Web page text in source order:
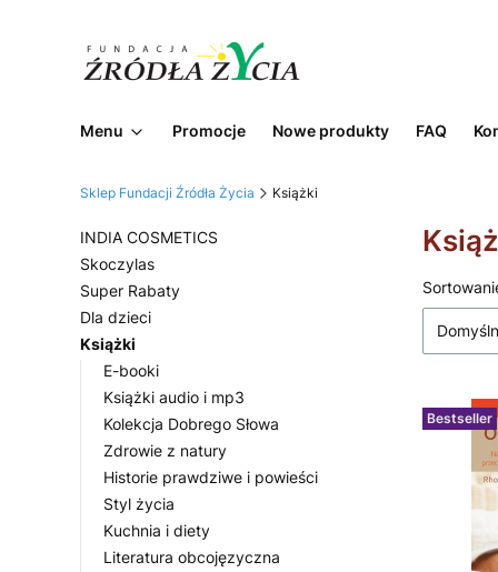
Menu Promocje Nowe produkty FAQ
Sklep Fundacji Źródła Życia Książki
INDIA COSMETICS
Skoczylas
Super Rabaty
Dla dzieci
Książki
E-booki
Książki audio i mp3
Kolekcja Dobrego Słowa
Zdrowie z natury
Historie prawdziwe i powieści
Styl życia
Kuchnia i diety
Literatura obcojęzyczna
Lista
Bestseller